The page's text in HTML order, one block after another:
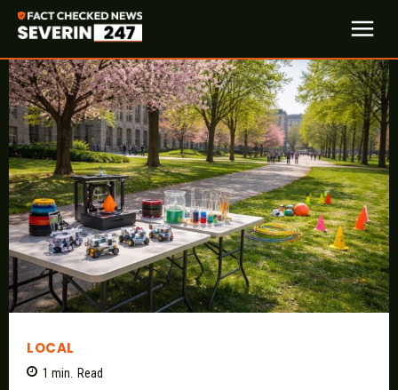
LOCAL
1 min. Read